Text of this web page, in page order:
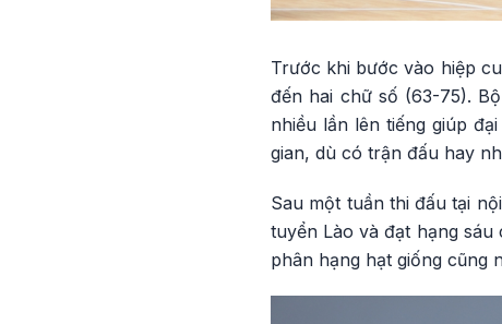
Trước khi bước vào hiệp
đến hai chữ số (63-75).
nhiều lần lên tiếng giúp
gian, dù có trận đấu hay
Sau một tuần thi đấu tại
tuyển Lào và đạt hạng
phân hạng hạt giống cũng